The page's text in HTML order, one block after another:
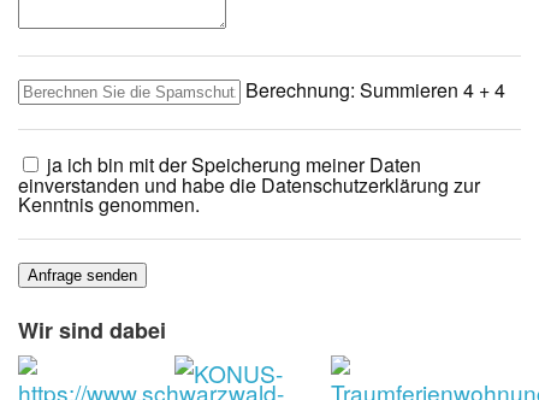
Berechnung: Summieren 4 + 4
ja ich bin mit der Speicherung meiner Daten
einverstanden und habe die Datenschutzerklärung zur
Kenntnis genommen.
Anfrage senden
Wir sind dabei